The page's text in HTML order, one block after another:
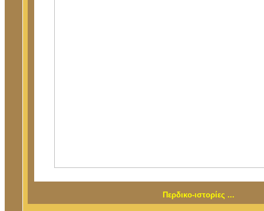
Περδικο-ιστορίες ...